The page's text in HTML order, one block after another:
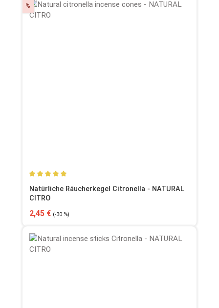
% Rabatt
Durchschnittliche Bewertung von 5 von 5 Sternen
Natürliche Räucherkegel Citronella - NATURAL
CITRO
Verkaufspreis:
2,45 € Regulärer Preis:
(-30 %)